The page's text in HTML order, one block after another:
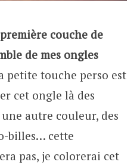
couche de
de mes ongles
petite touche perso est
cet ongle là des
autre couleur, des
billes… cette
pas, je colorerai cet